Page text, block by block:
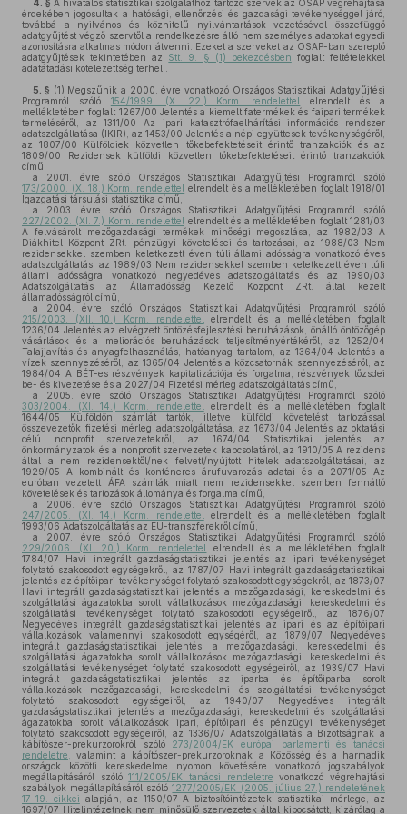
4. § A hivatalos statisztikai szolgálathoz tartozó szervek az OSAP végrehajtása
érdekében jogosultak a hatósági, ellenőrzési és gazdasági tevékenységgel járó,
továbbá a nyilvános és közhitelű nyilvántartások vezetésével összefüggő
adatgyűjtést végző szervtől a rendelkezésre álló nem személyes adatokat egyedi
azonosításra alkalmas módon átvenni. Ezeket a szerveket az OSAP-ban szereplő
adatgyűjtések tekintetében az Stt. 9. § (1) bekezdésben foglalt feltételekkel
adatátadási kötelezettség terheli.
5. § (1) Megszűnik a 2000. évre vonatkozó Országos Statisztikai Adatgyűjtési
Programról szóló 154/1999. (X. 22.) Korm. rendelettel
elrendelt és a
mellékletében foglalt 1267/00 Jelentés a kiemelt fatermékek és faipari termékek
termeléséről, az 1311/00 Az ipari katasztrófaelhárítási információs rendszer
adatszolgáltatása (IKIR), az 1453/00 Jelentés a népi együttesek tevékenységéről,
az 1807/00 Külföldiek közvetlen tőkebefektetéseit érintő tranzakciók és az
1809/00 Rezidensek külföldi közvetlen tőkebefektetéseit érintő tranzakciók
című,
a 2001. évre szóló Országos Statisztikai Adatgyűjtési Programról szóló
173/2000. (X. 18.) Korm. rendelettel elrendelt és a mellékletében foglalt 1918/01
Igazgatási társulási statisztika című,
a 2003. évre szóló Országos Statisztikai Adatgyűjtési Programról szóló
227/2002. (XI. 7.) Korm. rendelettel elrendelt és a mellékletében foglalt 1281/03
A felvásárolt mezőgazdasági termékek minőségi megoszlása, az 1982/03 A
Diákhitel Központ ZRt. pénzügyi követelései és tartozásai, az 1988/03 Nem
rezidensekkel szemben keletkezett éven túli állami adósságra vonatkozó éves
adatszolgáltatás, az 1989/03 Nem rezidensekkel szemben keletkezett éven túli
állami adósságra vonatkozó negyedéves adatszolgáltatás és az 1990/03
Adatszolgáltatás az Államadósság Kezelő Központ ZRt. által kezelt
államadósságról című,
a 2004. évre szóló Országos Statisztikai Adatgyűjtési Programról szóló
215/2003. (XII. 10.) Korm. rendelettel elrendelt és a mellékletében foglalt
1236/04 Jelentés az elvégzett öntözésfejlesztési beruházások, önálló öntözőgép
vásárlások és a meliorációs beruházások teljesítményértékéről, az 1252/04
Talajjavítás és anyagfelhasználás, hatóanyag tartalom, az 1364/04 Jelentés a
vízek szennyezéséről, az 1365/04 Jelentés a közcsatornák szennyezéséről, az
1984/04 A BÉT-es részvények kapitalizációja és forgalma, részvények tőzsdei
be- és kivezetése és a 2027/04 Fizetési mérleg adatszolgáltatás című,
a 2005. évre szóló Országos Statisztikai Adatgyűjtési Programról szóló
303/2004. (XI. 14.) Korm. rendelettel elrendelt és a mellékletében foglalt
1644/05 Külföldön számlát tartók, illetve külföldi követelést tartozással
összevezetők fizetési mérleg adatszolgáltatása, az 1673/04 Jelentés az oktatási
célú nonprofit szervezetekről, az 1674/04 Statisztikai jelentés az
önkormányzatok és a nonprofit szervezetek kapcsolatáról, az 1910/05 A rezidens
által a nem rezidensektől/nek felvett/nyújtott hitelek adatszolgáltatásai, az
1929/05 A kombinált és konténeres árufuvarozás adatai és a 2071/05 Az
euróban vezetett ÁFA számlák miatt nem rezidensekkel szemben fennálló
követelések és tartozások állománya és forgalma című,
a 2006. évre szóló Országos Statisztikai Adatgyűjtési Programról szóló
247/2005. (XI. 14.) Korm. rendelettel elrendelt és a mellékletében foglalt
1993/06 Adatszolgáltatás az EU-transzferekről című,
a 2007. évre szóló Országos Statisztikai Adatgyűjtési Programról szóló
229/2006. (XI. 20.) Korm. rendelettel
elrendelt és a mellékletében foglalt
1784/07 Havi integrált gazdaságstatisztikai jelentés az ipari tevékenységet
folytató szakosodott egységekről, az 1787/07 Havi integrált gazdaságstatisztikai
jelentés az építőipari tevékenységet folytató szakosodott egységekről, az 1873/07
Havi integrált gazdaságstatisztikai jelentés a mezőgazdasági, kereskedelmi és
szolgáltatási ágazatokba sorolt vállalkozások mezőgazdasági, kereskedelmi és
szolgáltatási tevékenységet folytató szakosodott egységeiről, az 1876/07
Negyedéves integrált gazdaságstatisztikai jelentés az ipari és az építőipari
vállalkozások valamennyi szakosodott egységéről, az 1879/07 Negyedéves
integrált gazdaságstatisztikai jelentés, a mezőgazdasági, kereskedelmi és
szolgáltatási ágazatokba sorolt vállalkozások mezőgazdasági, kereskedelmi és
szolgáltatási tevékenységet folytató szakosodott egységeiről, az 1939/07 Havi
integrált gazdaságstatisztikai jelentés az iparba és építőiparba sorolt
vállalkozások mezőgazdasági, kereskedelmi és szolgáltatási tevékenységet
folytató szakosodott egységeiről, az 1940/07 Negyedéves integrált
gazdaságstatisztikai jelentés a mezőgazdasági, kereskedelmi és szolgáltatási
ágazatokba sorolt vállalkozások ipari, építőipari és pénzügyi tevékenységet
folytató szakosodott egységeiről, az 1336/07 Adatszolgáltatás a Bizottságnak a
kábítószer-prekurzorokról szóló 273/2004/EK európai parlamenti és tanácsi
rendeletre,
valamint a kábítószer-prekurzoroknak a Közösség és a harmadik
országok közötti kereskedelme nyomon követésére vonatkozó jogszabályok
megállapításáról szóló111/2005/EK tanácsi rendeletre vonatkozó végrehajtási
szabályok megállapításáról szóló1277/2005/EK (2005. július 27.) rendeletének
17–19. cikkei alapján, az 1150/07 A biztosítóintézetek statisztikai mérlege, az
1697/07 Hitelintézetnek nem minősülő szervezetek által kibocsátott, kizárólag a